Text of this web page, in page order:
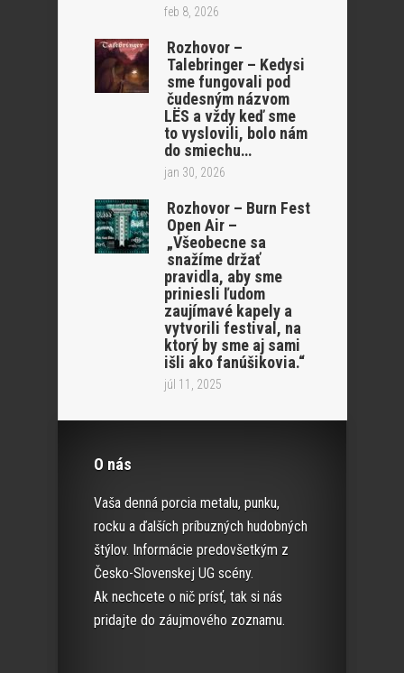
feb 8, 2026
Rozhovor –
Talebringer – Kedysi
sme fungovali pod
čudesným názvom
LËS a vždy keď sme
to vyslovili, bolo nám
do smiechu…
jan 30, 2026
Rozhovor – Burn Fest
Open Air –
„Všeobecne sa
snažíme držať
pravidla, aby sme
priniesli ľudom
zaujímavé kapely a
vytvorili festival, na
ktorý by sme aj sami
išli ako fanúšikovia.“
júl 11, 2025
O nás
Vaša denná porcia metalu, punku,
rocku a ďalších príbuzných hudobných
štýlov. Informácie predovšetkým z
Česko-Slovenskej UG scény.
Ak nechcete o nič prísť, tak si nás
pridajte do záujmového zoznamu.